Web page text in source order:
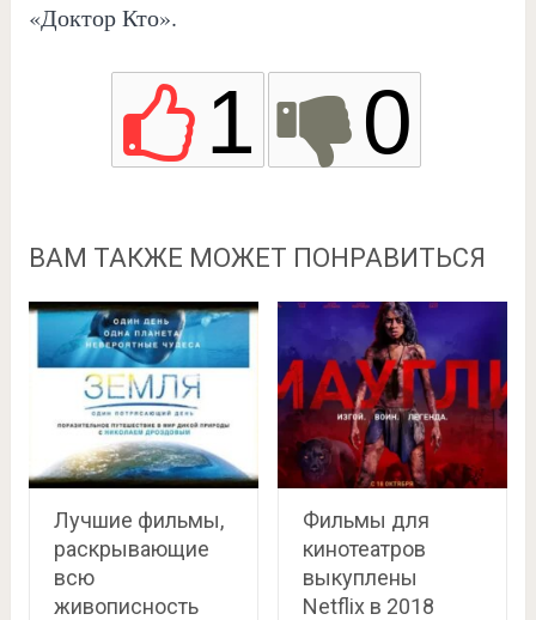
«Доктор Кто».
1 0
ВАМ ТАКЖЕ МОЖЕТ ПОНРАВИТЬСЯ
Лучшие фильмы,
раскрывающие
всю
живописность
Фильмы для
кинотеатров
выкуплены
Netflix в 2018